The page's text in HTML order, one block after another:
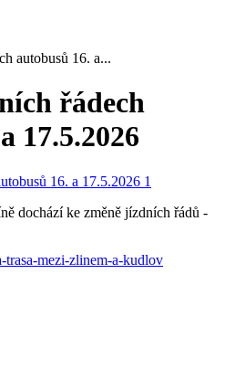
autobusů 16. a...
řádech
17.5.2026
dochází ke změně jízdních řádů -
mezi-zlinem-a-kudlov